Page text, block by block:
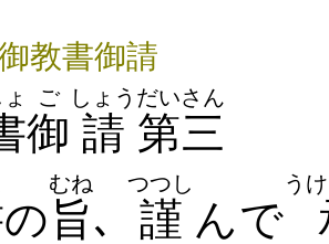
教書御請
御
ご
請
しょう
第三
だいさん
の 旨
むね
､ 謹
つつし
んで
う